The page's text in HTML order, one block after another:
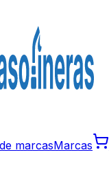
marcasMarcas